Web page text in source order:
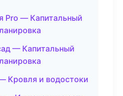
Pro — Капитальный
— Капитальный
Кровля и водостоки